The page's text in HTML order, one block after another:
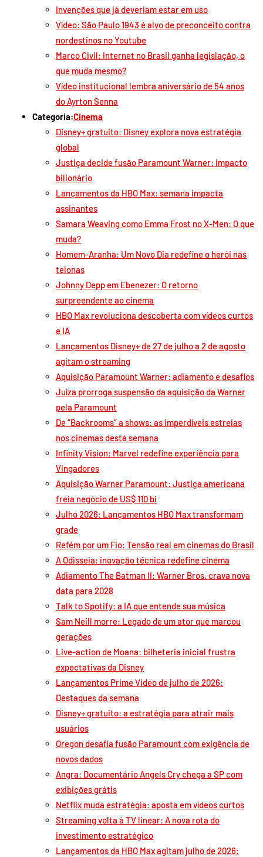
Invenções que já deveriam estar em uso
Vídeo: São Paulo 1943 é alvo de preconceito contra
nordestinos no Youtube
Marco Civil: Internet no Brasil ganha legislação, o
que muda mesmo?
Vídeo institucional lembra aniversário de 54 anos
do Ayrton Senna
Categoria:Cinema
Disney+ gratuito: Disney explora nova estratégia
global
Justiça decide fusão Paramount Warner: impacto
bilionário
Lançamentos da HBO Max: semana impacta
assinantes
Samara Weaving como Emma Frost no X-Men: O que
muda?
Homem-Aranha: Um Novo Dia redefine o herói nas
telonas
Johnny Depp em Ebenezer: O retorno
surpreendente ao cinema
HBO Max revoluciona descoberta com vídeos curtos
e IA
Lançamentos Disney+ de 27 de julho a 2 de agosto
agitam o streaming
Aquisição Paramount Warner: adiamento e desafios
Juíza prorroga suspensão da aquisição da Warner
pela Paramount
De “Backrooms” a shows: as imperdíveis estreias
nos cinemas desta semana
Infinity Vision: Marvel redefine experiência para
Vingadores
Aquisição Warner Paramount: Justiça americana
freia negócio de US$ 110 bi
Julho 2026: Lançamentos HBO Max transformam
grade
Refém por um Fio: Tensão real em cinemas do Brasil
A Odisseia: inovação técnica redefine cinema
Adiamento The Batman II: Warner Bros. crava nova
data para 2028
Talk to Spotify: a IA que entende sua música
Sam Neill morre: Legado de um ator que marcou
gerações
Live-action de Moana: bilheteria inicial frustra
expectativas da Disney
Lançamentos Prime Video de julho de 2026:
Destaques da semana
Disney+ gratuito: a estratégia para atrair mais
usuários
Oregon desafia fusão Paramount com exigência de
novos dados
Angra: Documentário Angels Cry chega a SP com
exibições grátis
Netflix muda estratégia: aposta em vídeos curtos
Streaming volta à TV linear: A nova rota do
investimento estratégico
Lançamentos da HBO Max agitam julho de 2026: